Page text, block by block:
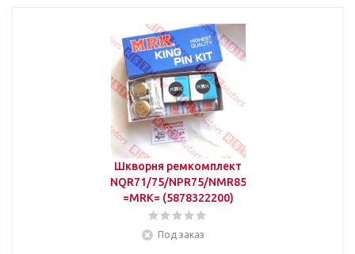
Шкворня ремкомплект
NQR71/75/NPR75/NMR85
=MRK= (5878322200)
Под заказ